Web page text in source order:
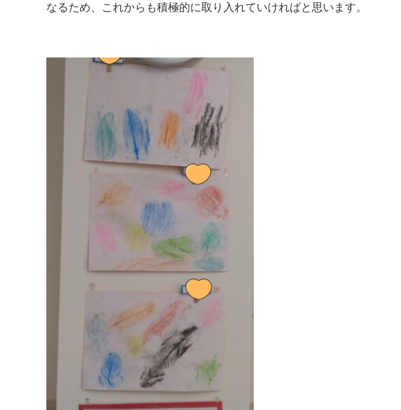
なるため、これからも積極的に取り入れていければと思います。